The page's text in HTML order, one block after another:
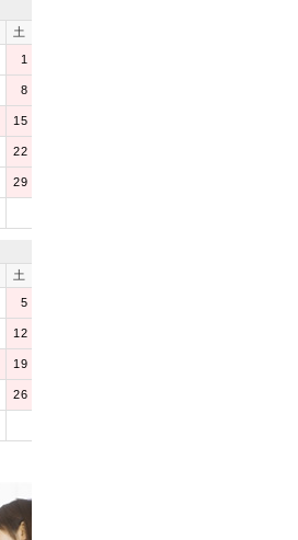
土
1
8
15
22
29
土
5
12
19
26